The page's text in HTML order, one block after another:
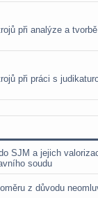
při analýze a
při práci s
SJM a jejich
soudu
z důvodu